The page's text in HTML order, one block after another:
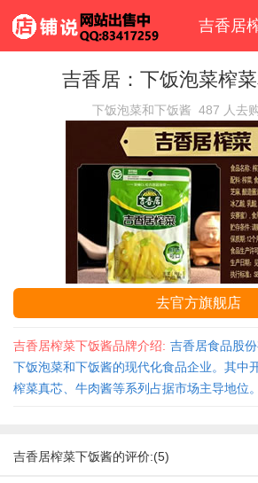
吉香居：下饭泡菜榨
下饭泡菜和下饭酱 487 人去
去官方旗舰店
吉香居榨菜下饭酱品牌介绍: 吉香居食品股
下饭泡菜和下饭酱的现代化食品企业。其中
榨菜真芯、牛肉酱等系列占据市场主导地位。
吉香居榨菜下饭酱的评价:(5)